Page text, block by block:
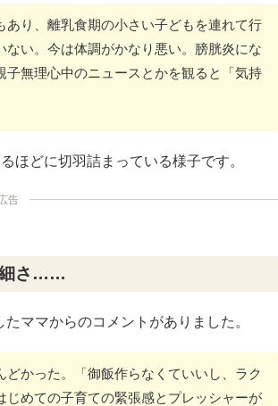
あり、離乳食期の小さい子どもを連れて行
ない。今は体調がかなり悪い。膀胱炎にな
子無理心中のニュースとかを観ると「気持
ほどに切羽詰まっている様子です。
告
細さ……
ママからのコメントがありました。
どかった。「御飯作らなくていいし、ラク
じめての子育ての緊張感とプレッシャーが